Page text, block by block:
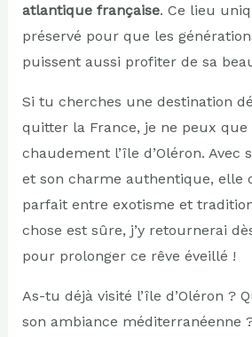
atlantique française. Ce lieu
préservé pour que les
puissent aussi profiter de sa
Si tu cherches une destination
quitter la France, je ne peux
chaudement l’île d’Oléron. Avec
et son charme authentique, elle
parfait entre exotisme et
chose est sûre, j’y retournerai
pour prolonger ce rêve éveillé !
As-tu déjà visité l’île d’Oléron ?
son ambiance méditerranéenne